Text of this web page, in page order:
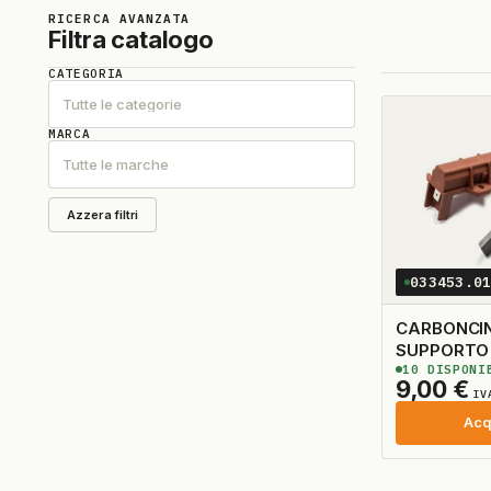
RICERCA AVANZATA
Filtra catalogo
CATEGORIA
Tutte le categorie
MARCA
Tutte le marche
Azzera filtri
SUPPORTO N 2
TAGLIO A
9,00 €
10